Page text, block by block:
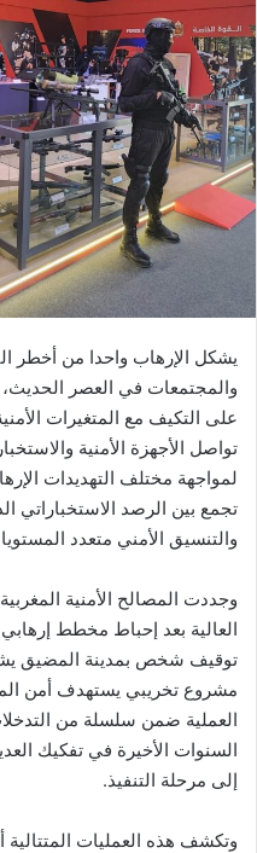
س
ل
ب
ر
ي
د
ا
إ
ل
ك
ت
و
ن
ا
يشكل الإرهاب واحدا من أخطر
والمجتمعات في العصر الحديث،
على التكيف مع المتغيرات
تواصل الأجهزة الأمنية
لمواجهة مختلف التهديدات
تجمع بين الرصد الاستخباراتي
والتنسيق الأمني متعدد
وجددت المصالح الأمنية المغربية
العالية بعد إحباط مخطط
توقيف شخص بمدينة المضيق
مشروع تخريبي يستهدف أمن
العملية ضمن سلسلة من
السنوات الأخيرة في تفكيك
إلى مرحلة التنفيذ.
وتكشف هذه العمليات المتتالية